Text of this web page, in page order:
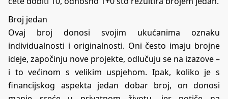
Broj jedan
Ovaj broj donosi svojim ukućanima oznaku
individualnosti i originalnosti. Oni često imaju brojne
ideje, započinju nove projekte, odlučuju se na izazove –
i to većinom s velikim uspjehom. Ipak, koliko je s
financijskog aspekta jedan dobar broj, on donosi